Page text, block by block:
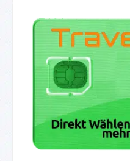
Bildergalerie überspringen